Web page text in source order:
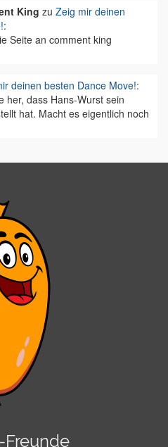
King zu Zeig mir deinen
:
Seite an comment king
deinen besten Dance Move!:
her, dass Hans-Wurst sein
hat. Macht es eigentlich noch